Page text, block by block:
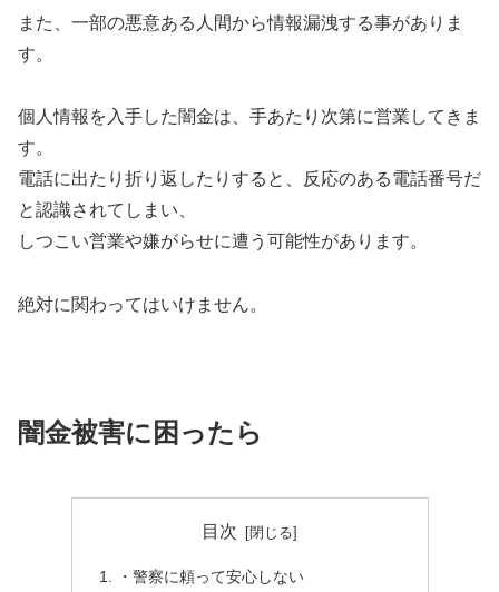
また、一部の悪意ある人間から情報漏洩する事がありま
す。
個人情報を入手した闇金は、手あたり次第に営業してきま
す。
電話に出たり折り返したりすると、反応のある電話番号だ
と認識されてしまい、
しつこい営業や嫌がらせに遭う可能性があります。
絶対に関わってはいけません。
闇金被害に困ったら
目次
・警察に頼って安心しない